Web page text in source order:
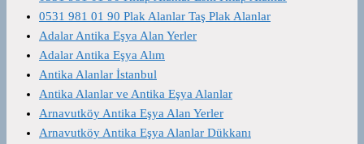
0531 981 01 90 Plak Alanlar Taş Plak Alanlar
Adalar Antika Eşya Alan Yerler
Adalar Antika Eşya Alım
Antika Alanlar İstanbul
Antika Alanlar ve Antika Eşya Alanlar
Arnavutköy Antika Eşya Alan Yerler
Arnavutköy Antika Eşya Alanlar Dükkanı